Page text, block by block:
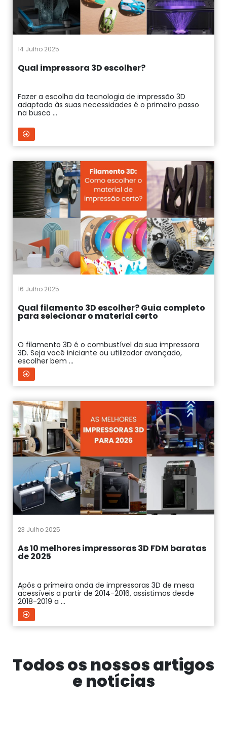
14 Julho 2025
Qual impressora 3D escolher?
Fazer a escolha da tecnologia de impressão 3D
adaptada às suas necessidades é o primeiro passo
na busca ...
16 Julho 2025
Qual filamento 3D escolher? Guia completo
para selecionar o material certo
O filamento 3D é o combustível da sua impressora
3D. Seja você iniciante ou utilizador avançado,
escolher bem ...
23 Julho 2025
As 10 melhores impressoras 3D FDM baratas
de 2025
Após a primeira onda de impressoras 3D de mesa
acessíveis a partir de 2014-2016, assistimos desde
2018-2019 a ...
Todos os nossos artigos
e notícias